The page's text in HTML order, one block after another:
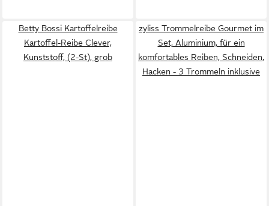
Betty Bossi Kartoffelreibe
Kartoffel-Reibe Clever,
Kunststoff, (2-St), grob
zyliss Trommelreibe Gourmet im
Set, Aluminium, für ein
komfortables Reiben, Schneiden,
Hacken - 3 Trommeln inklusive